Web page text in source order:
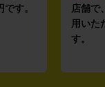
す。
店舗で
用いた
す。